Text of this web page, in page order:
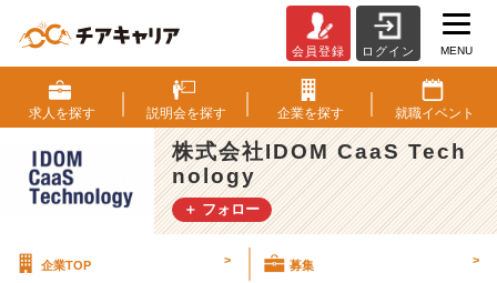
ン
チ
ャ
ー・
成
長
企
会員登録 ログイン MENU
求人を探す 説明会を探す 企業を探す 就職イベント
株式会社IDOM CaaS Tech
nology
＋ フォロー
企業TOP > 募集 >